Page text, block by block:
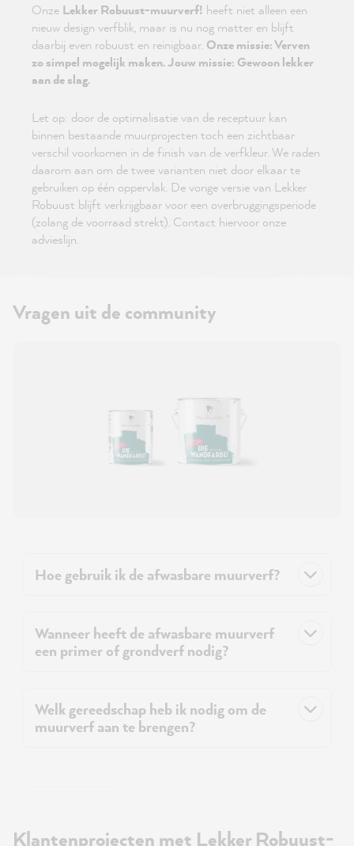
Onze Lekker Robuust-muurverf! heeft niet alleen een
nieuw design verfblik, maar is nu nog matter en blijft
daarbij even robuust en reinigbaar. Onze missie: Verven
zo simpel mogelijk maken. Jouw missie: Gewoon lekker
aan de slag.
Let op: door de optimalisatie van de receptuur kan
binnen bestaande muurprojecten toch een zichtbaar
verschil voorkomen in de finish van de verfkleur. We raden
daarom aan om de twee varianten niet door elkaar te
gebruiken op één oppervlak. De vorige versie van Lekker
Robuust blijft verkrijgbaar voor een overbruggingsperiode
(zolang de voorraad strekt). Contact hiervoor onze
advieslijn.
Vragen uit de community
Hoe gebruik ik de afwasbare muurverf?
Wanneer heeft de afwasbare muurverf
een primer of grondverf nodig?
Welk gereedschap heb ik nodig om de
muurverf aan te brengen?
Klantenprojecten met Lekker Robuust-